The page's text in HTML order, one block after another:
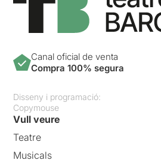
Canal oficial de venta
Compra 100% segura
Disseny i programació:
Copymouse
Vull veure
Teatre
Musicals